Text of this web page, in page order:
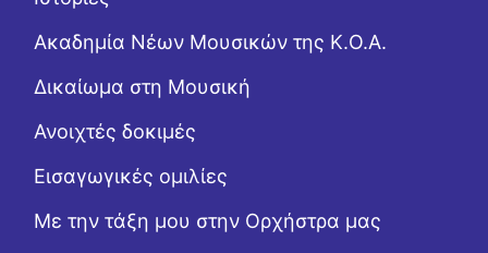
Ακαδημία Νέων Μουσικών της Κ.Ο.Α.
Δικαίωμα στη Μουσική
Ανοιχτές δοκιμές
Εισαγωγικές ομιλίες
Με την τάξη μου στην Ορχήστρα μας